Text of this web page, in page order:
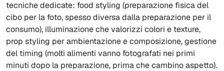
tecniche dedicate: food styling (preparazione fisica del
cibo per la foto, spesso diversa dalla preparazione per il
consumo), illuminazione che valorizzi colori e texture,
prop styling per ambientazione e composizione, gestione
del timing (molti alimenti vanno fotografati nei primi
minuti dopo la preparazione, prima che cambino aspetto).